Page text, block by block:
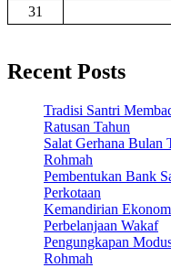
31
Recent Posts
Tradisi Santri
Ratusan Tahun
Salat Gerhana Bulan
Rohmah
Pembentukan Bank
Perkotaan
Kemandirian
Perbelanjaan Wakaf
Pengungkapan
Rohmah